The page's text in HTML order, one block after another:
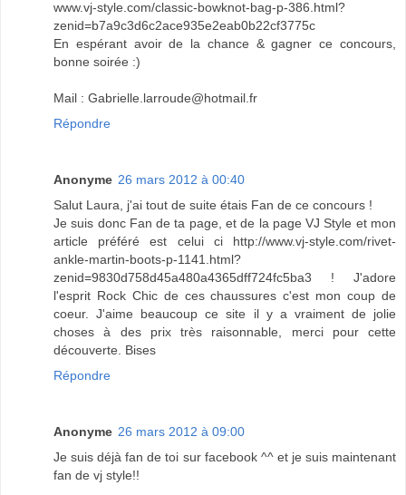
www.vj-style.com/classic-bowknot-bag-p-386.html?
zenid=b7a9c3d6c2ace935e2eab0b22cf3775c
En espérant avoir de la chance & gagner ce concours,
bonne soirée :)
Mail : Gabrielle.larroude@hotmail.fr
Répondre
Anonyme 26 mars 2012 à 00:40
Salut Laura, j'ai tout de suite étais Fan de ce concours !
Je suis donc Fan de ta page, et de la page VJ Style et mon
article préféré est celui ci http://www.vj-style.com/rivet-
ankle-martin-boots-p-1141.html?
zenid=9830d758d45a480a4365dff724fc5ba3 ! J'adore
l'esprit Rock Chic de ces chaussures c'est mon coup de
coeur. J'aime beaucoup ce site il y a vraiment de jolie
choses à des prix très raisonnable, merci pour cette
découverte. Bises
Répondre
Anonyme 26 mars 2012 à 09:00
Je suis déjà fan de toi sur facebook ^^ et je suis maintenant
fan de vj style!!